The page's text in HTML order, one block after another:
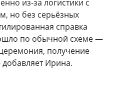
из-за логистики с
но без серьёзных
справка
по обычной схеме —
получение
Ирина.